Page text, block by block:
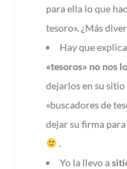
para ella lo que
tesoro». ¿Más
Hay que
«tesoros» no nos
dejarlos en su
«buscadores de
dejar su firma
.
Yo la llevo a